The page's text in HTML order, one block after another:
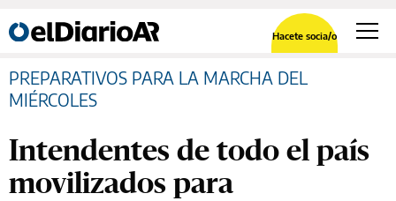
Hacete socia/o
PREPARATIVOS PARA LA MARCHA DEL
MIÉRCOLES
Intendentes de todo el país
movilizados para